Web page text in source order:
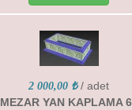
2 000,00 ₺ / adet
MEZAR YAN KAPLAMA